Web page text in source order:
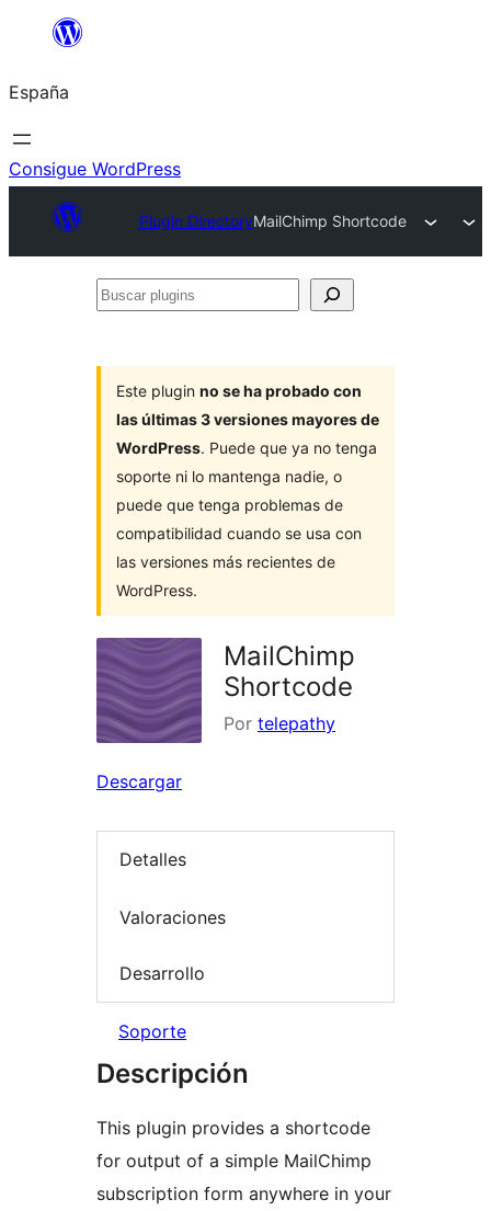
Saltar
contenido
España
Consigue WordPress
Plugin DirectoryMailChimp Shortcode
Buscar
Este plugin no se ha probado con
las últimas 3 versiones mayores de
WordPress. Puede que ya no tenga
soporte ni lo mantenga nadie, o
puede que tenga problemas de
compatibilidad cuando se usa con
las versiones más recientes de
WordPress.
MailChimp
Shortcode
Por telepathy
Descargar
Detalles
Valoraciones
Desarrollo
Soporte
Descripción
This plugin provides a shortcode
for output of a simple MailChimp
subscription form anywhere in your